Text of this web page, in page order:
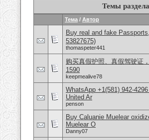
Темы раздела
Тема / Автор
Buy real and fake
53827675)
thomaspeter441
购买真假护照、真假驾驶证
1590
keepmealive78
WhatsApp +1(581) 942-
United Ar
penson
Buy Caluanie Muelear
Muelear O
Danny07